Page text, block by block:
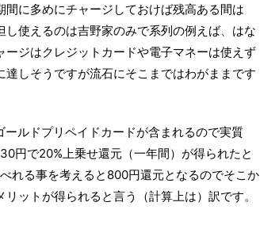
に多めにチャージしておけば残高ある間は
使えるのは吉野家のみで系列の例えば、はな
ジはクレジットカードや電子マネーは使えず
しそうですが流石にそこまではわがままです
ルドプリペイドカードが含まれるので実質
円で20%上乗せ還元（一年間）が得られたと
れる事を考えると800円還元となるのでそこか
ットが得られると言う（計算上は）訳です。